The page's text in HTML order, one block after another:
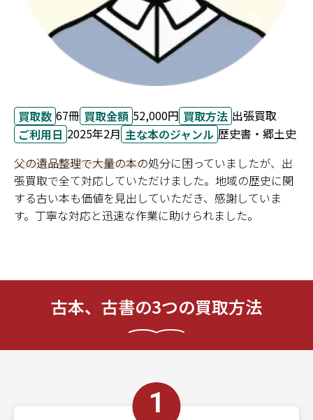
買取数 67冊 買取金額 52,000円 買取方法 出張買取
ご利用日 2025年2月 主な本のジャンル 歴史書・郷土史
父の遺品整理で大量の本の処分に困っていましたが、出
張買取で全て対応していただけました。地域の歴史に関
する古い本も価値を見出していただき、感謝していま
す。丁寧な対応と迅速な作業に助けられました。
古本、古書の3つの買取方法
1